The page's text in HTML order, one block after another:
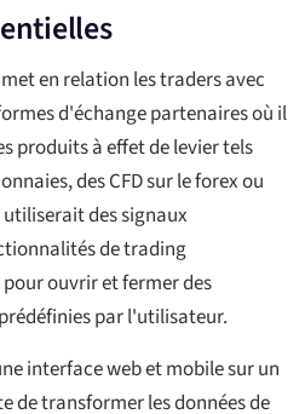
en relation les traders avec
d'échange partenaires où il
produits à effet de levier tels
des CFD sur le forex ou
des signaux
de trading
ouvrir et fermer des
par l'utilisateur.
interface web et mobile sur un
de transformer les données de